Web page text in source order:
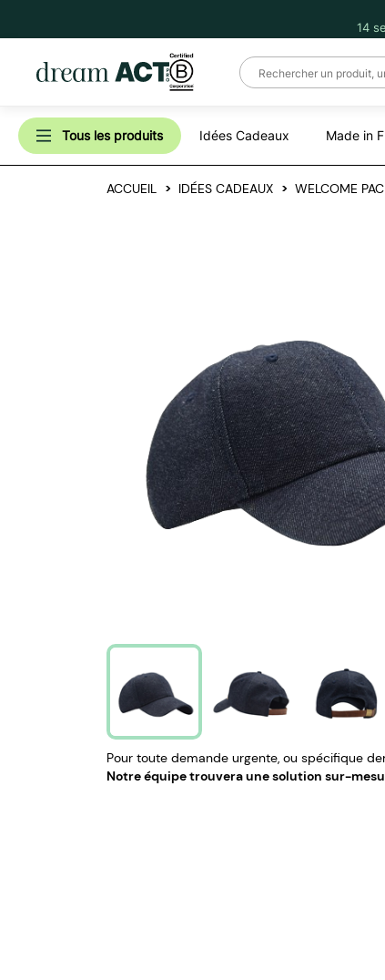
14
Tous les produits Idées Cadeaux Made in
ACCUEIL IDÉES CADEAUX WELCOME
Pour toute demande urgente, ou spécifique
Notre équipe trouvera une solution sur-